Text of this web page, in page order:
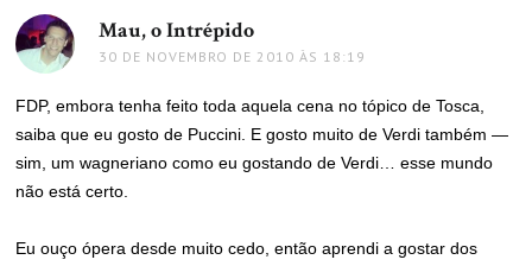
Mau, o Intrépido
30 DE NOVEMBRO DE 2010 ÀS 18:19
FDP, embora tenha feito toda aquela cena no tópico de Tosca,
saiba que eu gosto de Puccini. E gosto muito de Verdi também —
sim, um wagneriano como eu gostando de Verdi… esse mundo
não está certo.
Eu ouço ópera desde muito cedo, então aprendi a gostar dos